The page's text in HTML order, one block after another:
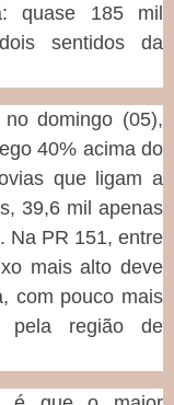
quase 185 mil
sentidos da
domingo (05),
40% acima do
que ligam a
39,6 mil apenas
Na PR 151, entre
mais alto deve
com pouco mais
pela região de